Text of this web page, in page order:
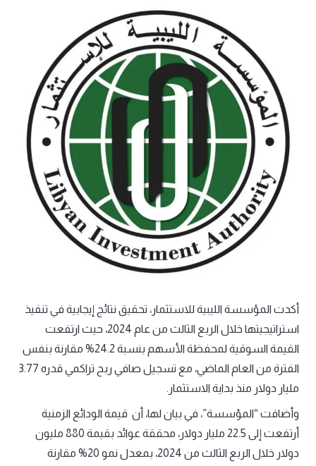
أكدت المؤسسة الليبية للاستثمار، تحقيق نتائج إيجابية في تنفيذ
استراتيجيتها خلال الربع الثالث من عام 2024، حيث ارتفعت
القيمة السوقية لمحفظة الأسهم بنسبة 24.2% مقارنة بنفس
الفترة من العام الماضي، مع تسجيل صافي ربح تراكمي قدره 3.77
مليار دولار منذ بداية الاستثمار.
وأضافت “المؤسسة”، في بيان لها، أن قيمة الودائع الزمنية
أرتفعت إلى 22.5 مليار دولار، محققة عوائد بقيمة 880 مليون
دولار خلال الربع الثالث من 2024، بمعدل نمو 20% مقارنة